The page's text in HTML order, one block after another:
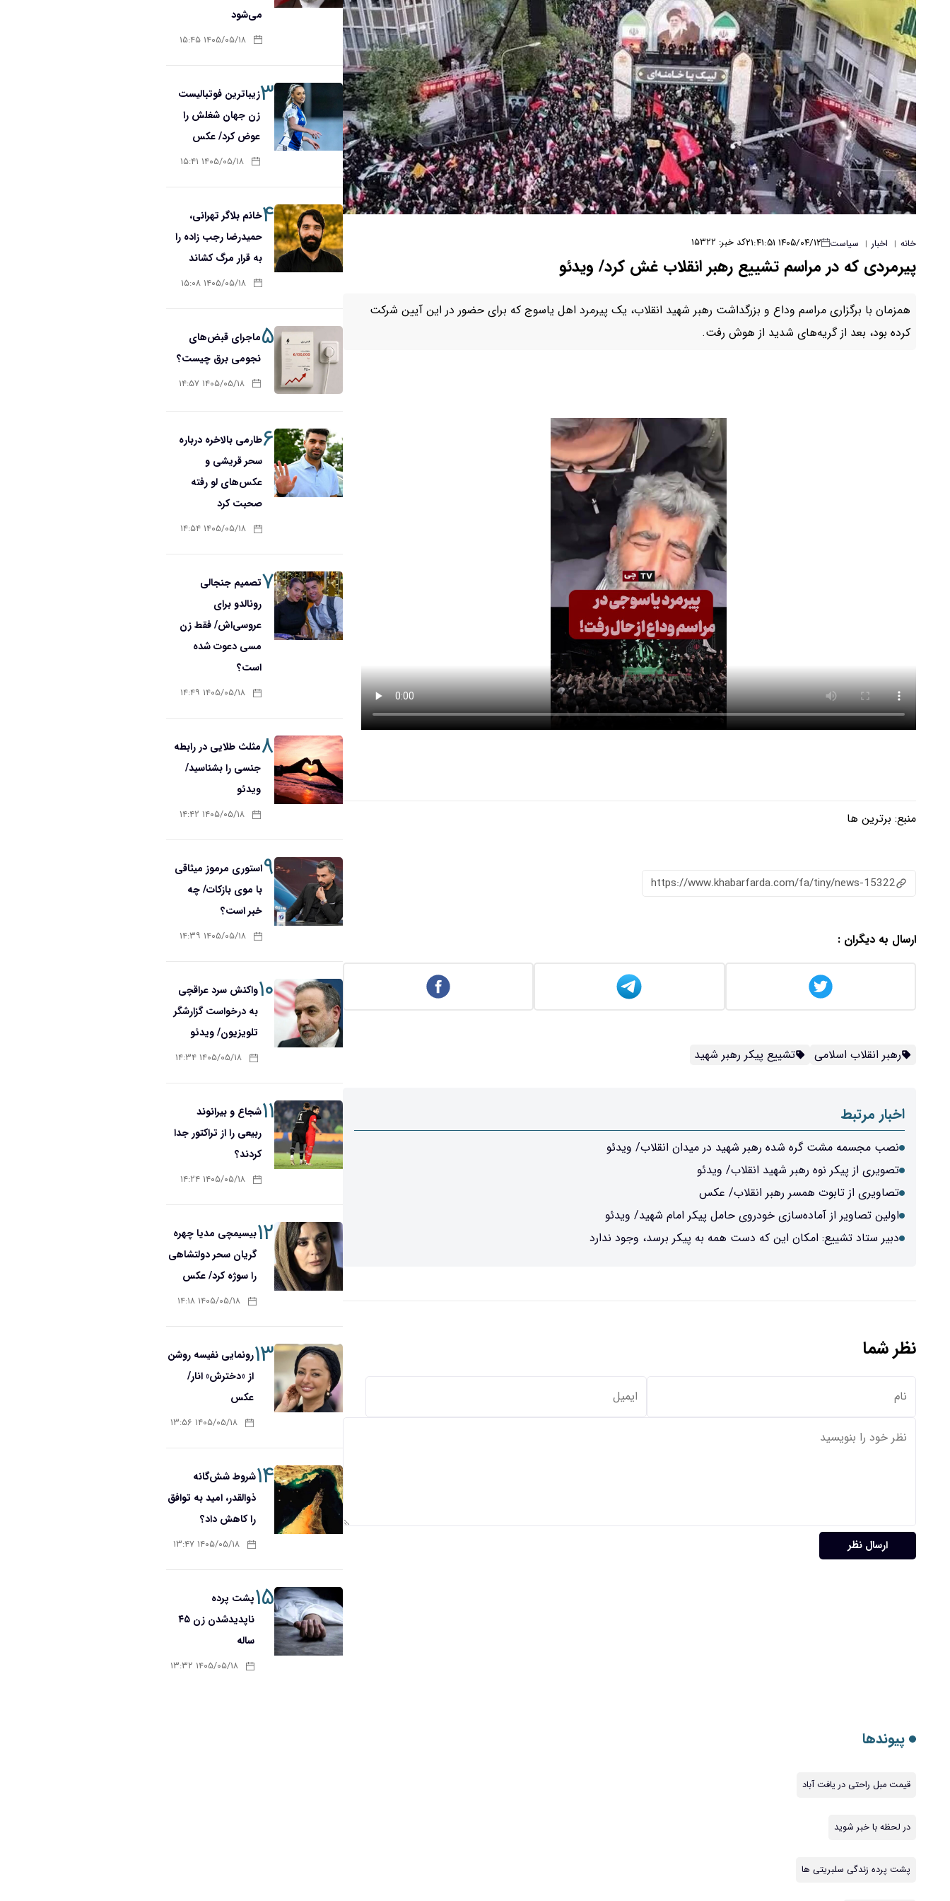
خانه | اخبار | سیاست ۱۴۰۵/۰۴/۱۲ ۲۱:۴۱:۵۱ کد خبر: ۱۵۳۲۲
پیرمردی که در مراسم تشییع رهبر انقلاب غش کرد/ ویدئو
همزمان با برگزاری مراسم وداع و بزرگداشت رهبر شهید انقلاب، یک پیرمرد اهل یاسوج که برای حضور در این آیین شرکت
کرده بود، بعد از گریه‌های شدید از هوش رفت.
منبع: برترین ها
https://www.khabarfarda.com/fa/tiny/news-15322
ارسال به دیگران :
رهبر انقلاب اسلامی تشییع پیکر رهبر شهید
اخبار مرتبط
نصب مجسمه مشت گره شده رهبر شهید در میدان انقلاب/ ویدئو
تصویری از پیکر نوه رهبر شهید انقلاب/ ویدئو
تصاویری از تابوت همسر رهبر انقلاب/ عکس
اولین تصاویر از آماده‌سازی خودروی حامل پیکر امام شهید/ ویدئو
دبیر ستاد تشییع: امکان این که دست همه به پیکر برسد، وجود ندارد
نظر شما
ارسال نظر
می‌شود
۱۴۰۵/۰۵/۱۸ ۱۵:۴۵
۳زیباترین فوتبالیست
زن جهان شغلش را
عوض کرد/ عکس
۱۴۰۵/۰۵/۱۸ ۱۵:۴۱
۴خانم بلاگر تهرانی،
حمیدرضا رجب زاده را
به قرار مرگ کشاند
۱۴۰۵/۰۵/۱۸ ۱۵:۰۸
۵ماجرای قبض‌های
نجومی برق چیست؟
۱۴۰۵/۰۵/۱۸ ۱۴:۵۷
۶طارمی بالاخره درباره
سحر قریشی و
عکس‌های لو رفته
صحبت کرد
۱۴۰۵/۰۵/۱۸ ۱۴:۵۴
۷تصمیم جنجالی
رونالدو برای
عروسی‌اش/ فقط زن
مسی دعوت شده
است؟
۱۴۰۵/۰۵/۱۸ ۱۴:۴۹
۸مثلث طلایی در رابطه
جنسی را بشناسید/
ویدئو
۱۴۰۵/۰۵/۱۸ ۱۴:۴۲
۹استوری مرموز میثاقی
با موی بازکات/ چه
خبر است؟
۱۴۰۵/۰۵/۱۸ ۱۴:۳۹
۱۰واکنش سرد عراقچی
به درخواست گزارشگر
تلویزیون/ ویدئو
۱۴۰۵/۰۵/۱۸ ۱۴:۳۴
۱۱شجاع و بیرانوند
ربیعی را از تراکتور جدا
کردند؟
۱۴۰۵/۰۵/۱۸ ۱۴:۲۴
۱۲بیسیمچی مدیا چهره
گریان سحر دولتشاهی
را سوژه کرد/ عکس
۱۴۰۵/۰۵/۱۸ ۱۴:۱۸
۱۳رونمایی نفیسه روشن
از «دخترش» انار/
عکس
۱۴۰۵/۰۵/۱۸ ۱۳:۵۶
۱۴شروط شش‌گانه
ذوالقدر، امید به توافق
را کاهش داد؟
۱۴۰۵/۰۵/۱۸ ۱۳:۴۷
۱۵پشت پرده
ناپدیدشدن زن ۴۵
ساله
۱۴۰۵/۰۵/۱۸ ۱۳:۳۲
پیوندها
قیمت مبل راحتی در یافت آباد
در لحظه با خبر شوید
پشت پرده زندگی سلبریتی ها